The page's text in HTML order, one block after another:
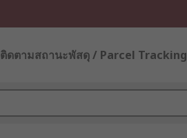
ติดตามสถานะพัสดุ / Parcel Tracking